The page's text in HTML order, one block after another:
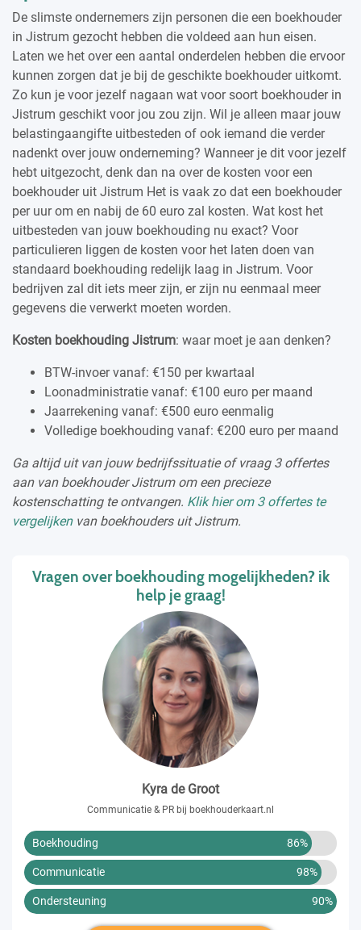
De slimste ondernemers zijn personen die een boekhouder
in Jistrum gezocht hebben die voldeed aan hun eisen.
Laten we het over een aantal onderdelen hebben die ervoor
kunnen zorgen dat je bij de geschikte boekhouder uitkomt.
Zo kun je voor jezelf nagaan wat voor soort boekhouder in
Jistrum geschikt voor jou zou zijn. Wil je alleen maar jouw
belastingaangifte uitbesteden of ook iemand die verder
nadenkt over jouw onderneming? Wanneer je dit voor jezelf
hebt uitgezocht, denk dan na over de kosten voor een
boekhouder uit Jistrum Het is vaak zo dat een boekhouder
per uur om en nabij de 60 euro zal kosten. Wat kost het
uitbesteden van jouw boekhouding nu exact? Voor
particulieren liggen de kosten voor het laten doen van
standaard boekhouding redelijk laag in Jistrum. Voor
bedrijven zal dit iets meer zijn, er zijn nu eenmaal meer
gegevens die verwerkt moeten worden.
Kosten boekhouding Jistrum: waar moet je aan denken?
BTW-invoer vanaf: €150 per kwartaal
Loonadministratie vanaf: €100 euro per maand
Jaarrekening vanaf: €500 euro eenmalig
Volledige boekhouding vanaf: €200 euro per maand
Ga altijd uit van jouw bedrijfssituatie of vraag 3 offertes
aan van boekhouder Jistrum om een precieze
kostenschatting te ontvangen. Klik hier om 3 offertes te
vergelijkenvan boekhouders uit Jistrum.
Vragen over boekhouding mogelijkheden? ik
help je graag!
Kyra de Groot
Communicatie & PR bij boekhouderkaart.nl
Boekhouding 86%
Communicatie 98%
Ondersteuning 90%